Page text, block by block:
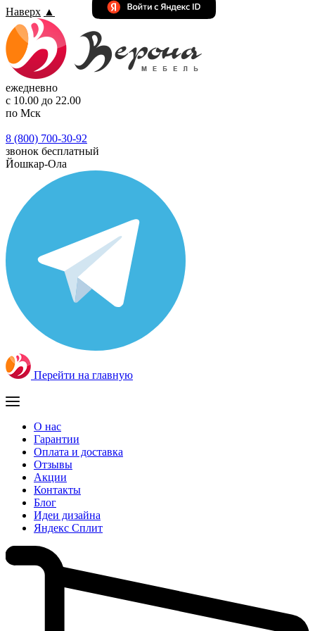
Наверх ▲
ежедневно
с 10.00 до 22.00
по Мск
8 (800) 700-30-92
звонок бесплатный
Йошкар-Ола
Перейти на главную
О нас
Гарантии
Оплата и доставка
Отзывы
Акции
Контакты
Блог
Идеи дизайна
Яндекс Сплит